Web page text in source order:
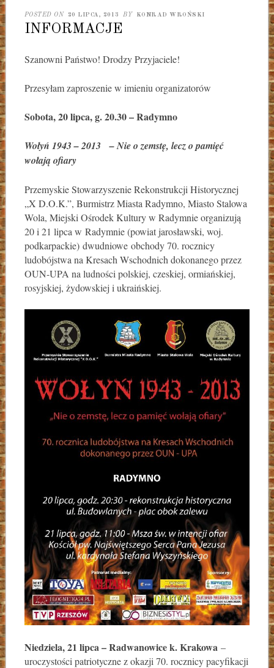
POSTED ON 20 LIPCA, 2013 BY KONRAD WROŃSKI
INFORMACJE
Szanowni Państwo! Drodzy Przyjaciele!
Przesyłam zaproszenie w imieniu organizatorów
Sobota, 20 lipca, g. 20.30 – Radymno
Wołyń 1943 – 2013 – Nie o zemstę, lecz o pamięć
wołają ofiary
Przemyskie Stowarzyszenie Rekonstrukcji Historycznej
„X D.O.K.”, Burmistrz Miasta Radymno, Miasto Stalowa
Wola, Miejski Ośrodek Kultury w Radymnie organizują
20 i 21 lipca w Radymnie (powiat jarosławski, woj.
podkarpackie) dwudniowe obchody 70. rocznicy
ludobójstwa na Kresach Wschodnich dokonanego przez
OUN-UPA na ludności polskiej, czeskiej, ormiańskiej,
rosyjskiej, żydowskiej i ukraińskiej.
Niedziela, 21 lipca – Radwanowice k. Krakowa –
uroczystości patriotyczne z okazji 70. rocznicy pacyfikacji